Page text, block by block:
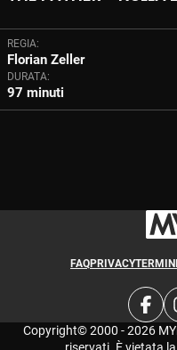
REGIA:
Florian Zeller
DURATA:
97 minuti
FAQPRIVACY
Copyright© 2000 - 2026